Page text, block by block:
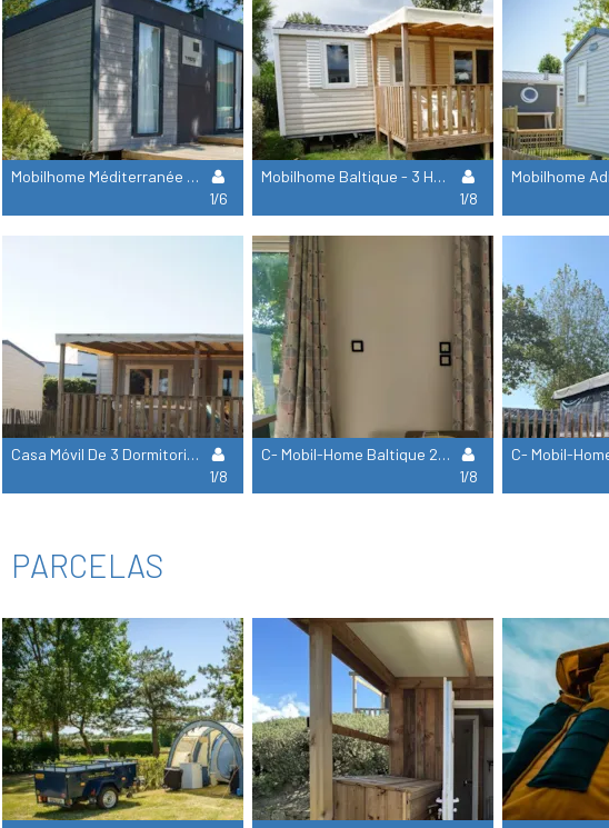
Mobilhome Méditerranée Vip 3 Habitaciones
1/6
Mobilhome Baltique - 3 Habitaciones
1/8
Casa Móvil De 3 Dormitorios Con Aire Acondicionado Baltique
1/8
C- Mobil-Home Baltique 2 Sdb - 3 Ch
1/8
PARCELAS